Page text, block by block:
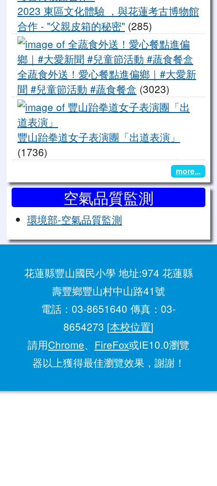
2023 東區文化體驗 ，與花蓮考古博物館
合作 - "父親皮箱的秘密" (285)
全蔬食外送！愛心餐點進偏鄉｜#大愛新
聞 #兒童節活動 #蔬食餐盒 (3023)
豐山跆拳道女子表演團「出道表演」
(1736)
more...
空氣品質監測
環境部-空氣品質監測
花蓮縣豐山國民小學 地址:974 花蓮縣
壽豐鄉豐山村中山路41號
電話：03-8651640 傳真：03-
8654273 [本校位置]
請用Chrome、 FireFox或IE10.0瀏覽
器以上獲得最佳瀏覽效果，謝謝！